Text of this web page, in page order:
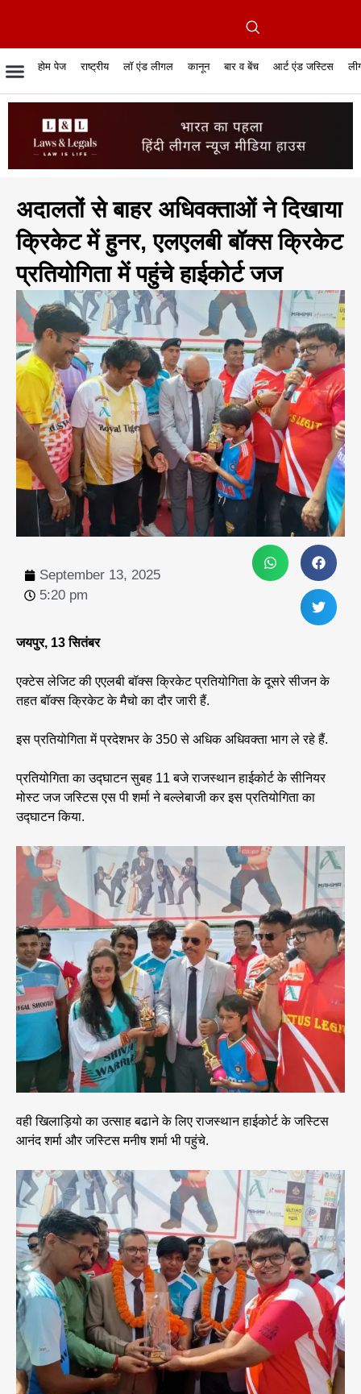
होम पेज राष्ट्रीय
रिपोर्टेबल जजमेंट सुप्रीम कोर्ट हाईकोर्ट
लॉ एंड लीगल
रिसर्च एनालाईसिस एंड लॉ केस स्टेटस
कानून
व्यापार में कानून फिल्में और कानून
बार व बेंच
बार एसोसिएशन बार
आर्ट एंड जस्टिस
जस्टिस एंड जस्टिस
अदालतों से बाहर अधिवक्ताओं ने दिखाया
क्रिकेट में हुनर, एलएलबी बॉक्स क्रिकेट
प्रतियोगिता में पहुंचे हाईकोर्ट जज
September 13, 2025
5:20 pm
जयपुर, 13 सितंबर
एक्टेस लेजिट की एएलबी बॉक्स क्रिकेट प्रतियोगिता के दूसरे सीजन के
तहत बॉक्स क्रिकेट के मैचो का दौर जारी हैं.
इस प्रतियोगिता में प्रदेशभर के 350 से अधिक अधिवक्ता भाग ले रहे हैं.
प्रतियोगिता का उद्घाटन सुबह 11 बजे राजस्थान हाईकोर्ट के सीनियर
मोस्ट जज जस्टिस एस पी शर्मा ने बल्लेबाजी कर इस प्रतियोगिता का
उद्घाटन किया.
वही खिलाड़ियो का उत्साह बढाने के लिए राजस्थान हाईकोर्ट के जस्टिस
आनंद शर्मा और जस्टिस मनीष शर्मा भी पहुंचे.